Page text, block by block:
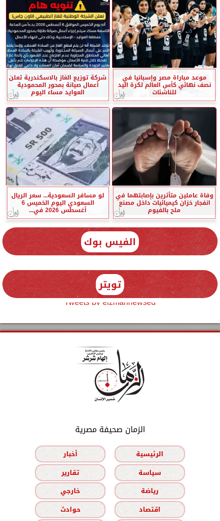
موعد مباراة مصر وإسبانيا في
نصف نهائي كأس العالم لكرة اليد
للناشئات
شركة توزيع الغاز بالاسكندرية تعلن
أعمال صيانة بمحور المحمودية
العوايد مساء اليوم
وفاة عاملين متأثرين بإصابتهما في
انفجار خزان كيميائيات داخل مصنع
ملح بالفيوم
لو مسافر السعودية... سعر الريال
السعودي اليوم الخميس 6
أغسطس 2026 في...
الفيس بوك
تويتر
Tweets by elzmannewseg
الزمان صحيفة مصرية
الرئيسية
أخبار
سياسة
تقارير
رياضة
خارجي
اقتصاد
حوادث